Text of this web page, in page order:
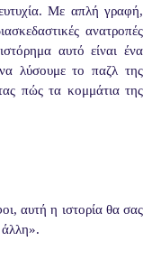
Με απλή γραφή,
ανατροπές
αυτό είναι ένα
να λύσουμε το παζλ της
πώς τα κομμάτια της
αυτή η ιστορία θα σας
άλλη».